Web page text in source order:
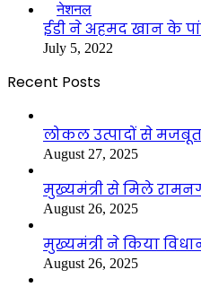
नेशनल
ईडी ने अहमद खान के
July 5, 2022
Recent Posts
लोकल उत्पादों से मजबूत
August 27, 2025
मुख्यमंत्री से मिले
August 26, 2025
मुख्यमंत्री ने किया
August 26, 2025